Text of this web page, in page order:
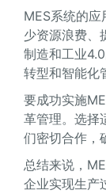
MES系统的
少资源浪费、
制造和工业
转型和智能化
要成功实施
革管理。选择
们密切合作，
总结来说，
企业实现生产